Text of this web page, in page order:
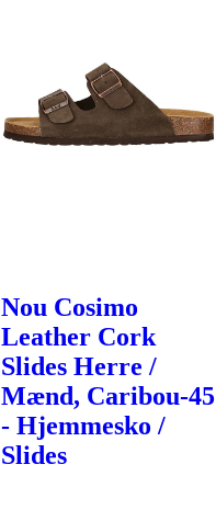
Nou Cosimo
Leather Cork
Slides Herre /
Mænd, Caribou-45
- Hjemmesko /
Slides